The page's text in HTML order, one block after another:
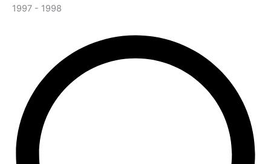
1997 - 1998